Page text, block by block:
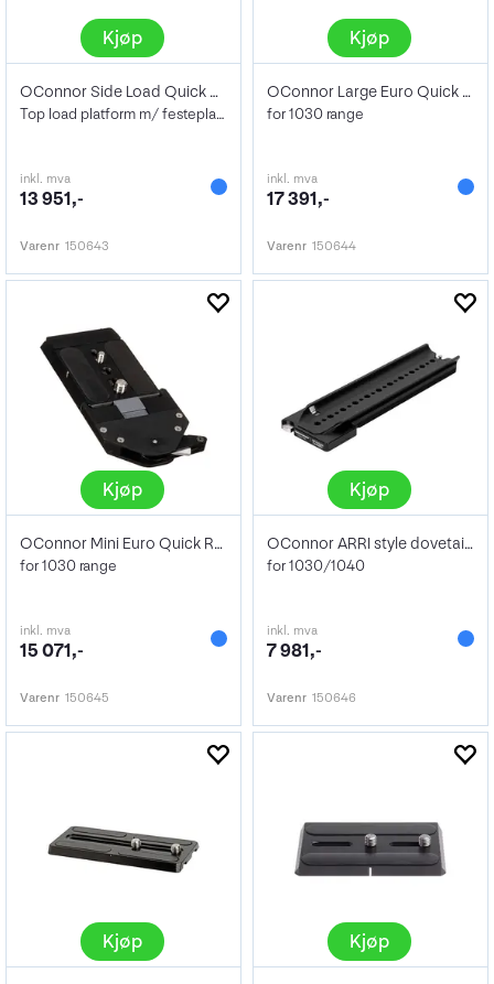
Kjøp
OConnor Side Load Quick Release
Top load platform m/ festeplate
inkl. mva
13 951,-
Varenr 150643
Kjøp
OConnor Large Euro Quick Release
for 1030 range
inkl. mva
17 391,-
Varenr 150644
Kjøp
OConnor Mini Euro Quick Release
for 1030 range
inkl. mva
15 071,-
Varenr 150645
Kjøp
OConnor ARRI style dovetail plate
for 1030/1040
inkl. mva
7 981,-
Varenr 150646
Kjøp Kjøp